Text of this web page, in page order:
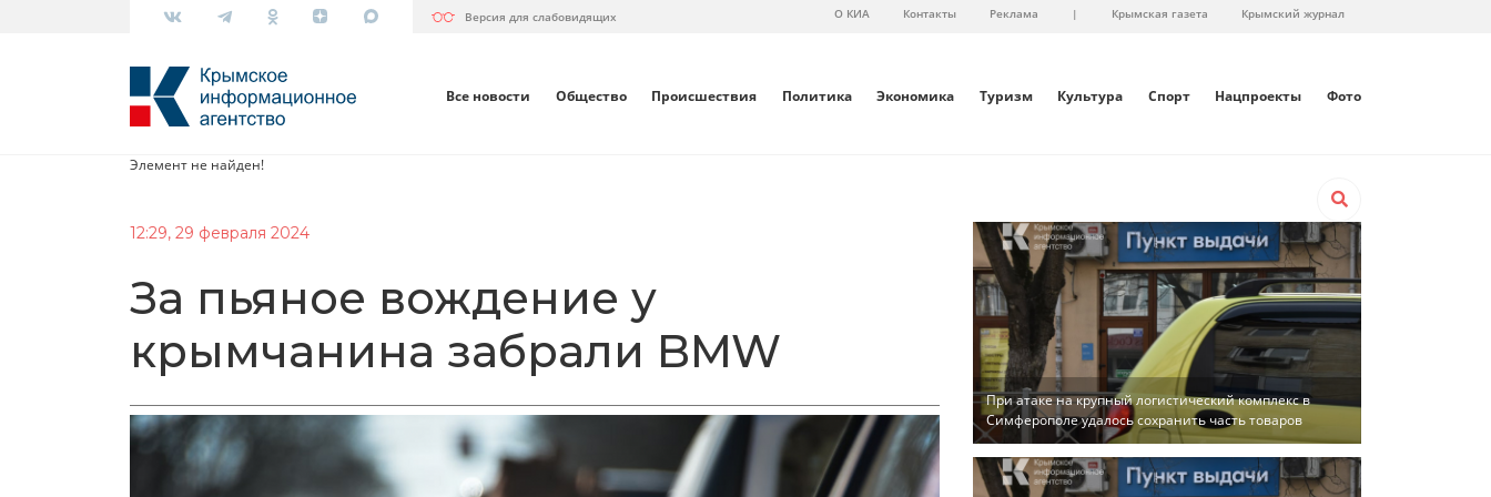
Версия для слабовидящих О КИА Контакты Реклама | Крымская газета Крымский журнал
Все новости Общество Происшествия Политика Экономика Туризм Культура Спорт Нацпроекты Фото
Элемент не найден!
12:29, 29 февраля 2024
За пьяное вождение у
крымчанина забрали BMW
При атаке на крупный логистический комплекс в
Симферополе удалось сохранить часть товаров